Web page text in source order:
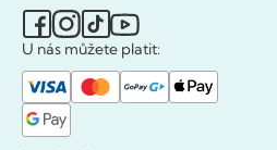
U nás můžete platit: